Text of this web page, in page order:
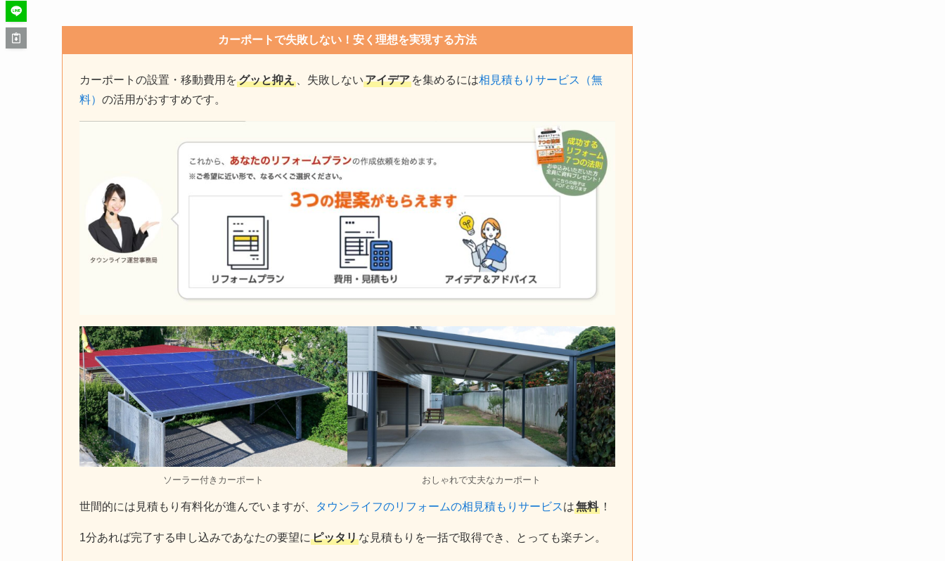
カーポートで失敗しない！安く理想を実現する方法
カーポートの設置・移動費用をグッと抑え 、失敗しないアイデア を集めるには相見積もりサービス（無
料） の活用がおすすめです。
ソーラー付きカーポート おしゃれで丈夫なカーポート
世間的には見積もり有料化が進んでいますが、 タウンライフのリフォームの相見積もりサービスは無料 ！
1分あれば完了する申し込みであなたの要望に ピッタリな見積もりを一括で取得でき、とっても楽チン。